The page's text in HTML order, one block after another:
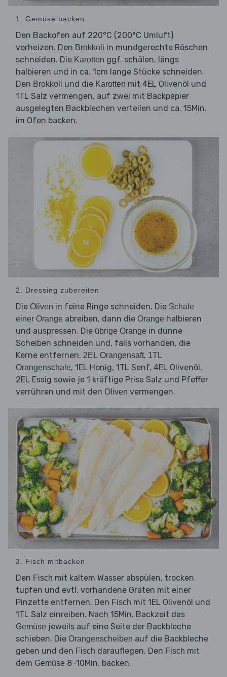
1. Gemüse backen
Den Backofen auf 220°C (200°C Umluft)
vorheizen. Den Brokkoli in mundgerechte Röschen
schneiden. Die Karotten ggf. schälen, längs
halbieren und in ca. 1cm lange Stücke schneiden.
Den Brokkoli und die Karotten mit 4EL Olivenöl und
1TL Salz vermengen, auf zwei mit Backpapier
ausgelegten Backblechen verteilen und ca. 15Min.
im Ofen backen.
2. Dressing zubereiten
Die Oliven in feine Ringe schneiden. Die Schale
einer Orange abreiben, dann die Orange halbieren
und auspressen. Die übrige Orange in dünne
Scheiben schneiden und, falls vorhanden, die
Kerne entfernen. 2EL Orangensaft, 1TL
Orangenschale, 1EL Honig, 1TL Senf, 4EL Olivenöl,
2EL Essig sowie je 1 kräftige Prise Salz und Pfeffer
verrühren und mit den Oliven vermengen.
3. Fisch mitbacken
Den Fisch mit kaltem Wasser abspülen, trocken
tupfen und evtl. vorhandene Gräten mit einer
Pinzette entfernen. Den Fisch mit 1EL Olivenöl und
1TL Salz einreiben. Nach 15Min. Backzeit das
Gemüse jeweils auf eine Seite der Backbleche
schieben. Die Orangenscheiben auf die Backbleche
geben und den Fisch darauflegen. Den Fisch mit
dem Gemüse 8–10Min. backen.